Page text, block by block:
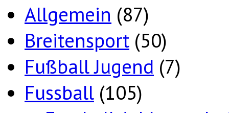
Allgemein (87)
Breitensport (50)
Fußball Jugend (7)
Fussball (105)